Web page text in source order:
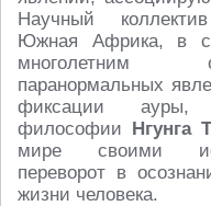
Научный
Южная Африка, в
многолетним
паранормальных
фиксации ауры,
философии Нгунга
мире своими
переворот в
жизни человека.